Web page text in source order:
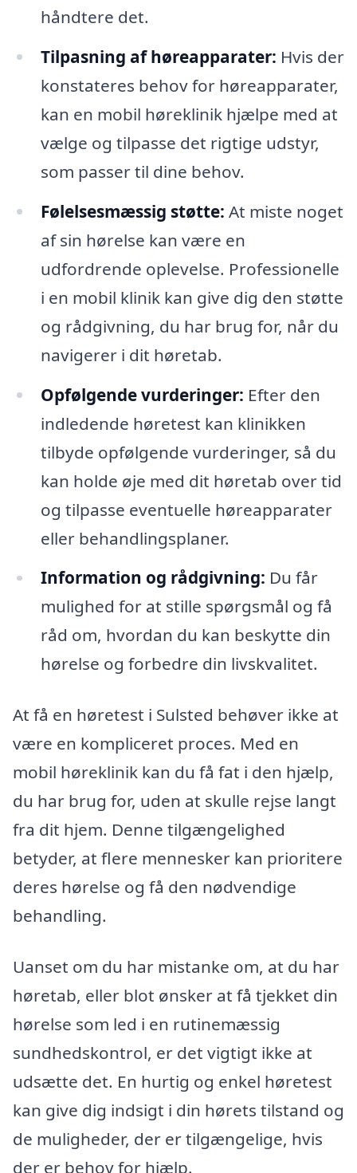
håndtere det.
Tilpasning af høreapparater: Hvis der
konstateres behov for høreapparater,
kan en mobil høreklinik hjælpe med at
vælge og tilpasse det rigtige udstyr,
som passer til dine behov.
Følelsesmæssig støtte: At miste noget
af sin hørelse kan være en
udfordrende oplevelse. Professionelle
i en mobil klinik kan give dig den støtte
og rådgivning, du har brug for, når du
navigerer i dit høretab.
Opfølgende vurderinger: Efter den
indledende høretest kan klinikken
tilbyde opfølgende vurderinger, så du
kan holde øje med dit høretab over tid
og tilpasse eventuelle høreapparater
eller behandlingsplaner.
Information og rådgivning: Du får
mulighed for at stille spørgsmål og få
råd om, hvordan du kan beskytte din
hørelse og forbedre din livskvalitet.
At få en høretest i Sulsted behøver ikke at
være en kompliceret proces. Med en
mobil høreklinik kan du få fat i den hjælp,
du har brug for, uden at skulle rejse langt
fra dit hjem. Denne tilgængelighed
betyder, at flere mennesker kan prioritere
deres hørelse og få den nødvendige
behandling.
Uanset om du har mistanke om, at du har
høretab, eller blot ønsker at få tjekket din
hørelse som led i en rutinemæssig
sundhedskontrol, er det vigtigt ikke at
udsætte det. En hurtig og enkel høretest
kan give dig indsigt i din hørets tilstand og
de muligheder, der er tilgængelige, hvis
der er behov for hjælp.